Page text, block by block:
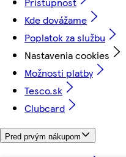
Kde dovážame
Poplatok za službu
Nastavenia cookies
Možnosti platby
Tesco.sk
Clubcard
Pred prvým nákupom